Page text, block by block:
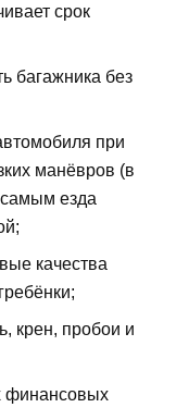
срок
багажника без
при
манёвров (в
самым езда
качества
крен, пробои и
финансовых